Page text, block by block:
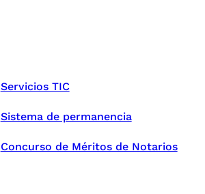
Servicios TIC
Sistema de permanencia
Concurso de Méritos de Notarios